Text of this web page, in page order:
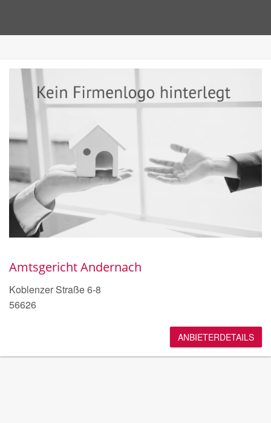
Amtsgericht Andernach
Koblenzer Straße 6-8
56626
ANBIETERDETAILS